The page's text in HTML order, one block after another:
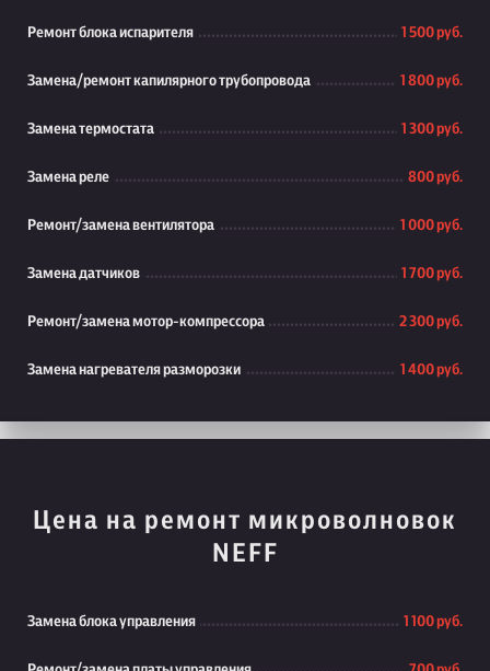
Ремонт блока испарителя 1 500 руб.
Замена/ремонт капилярного трубопровода 1 800 руб.
Замена термостата 1 300 руб.
Замена реле 800 руб.
Ремонт/замена вентилятора 1 000 руб.
Замена датчиков 1 700 руб.
Ремонт/замена мотор-компрессора 2 300 руб.
Замена нагревателя разморозки 1 400 руб.
Цена на ремонт микроволновок
NEFF
Замена блока управления 1 100 руб.